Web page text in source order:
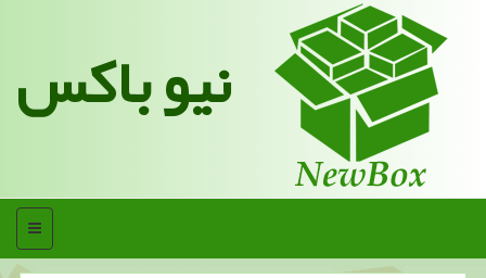
نیو باکس
منو